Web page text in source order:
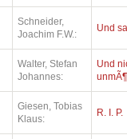
Schneider,
Joachim F.W.:
Und
Walter, Stefan
Johannes:
Und
Giesen, Tobias
Klaus:
R. I. P.